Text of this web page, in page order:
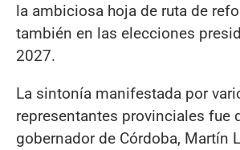
la ambiciosa hoja de ruta de
también en las elecciones
2027.
La sintonía manifestada por
representantes provinciales fue
gobernador de Córdoba, Martín